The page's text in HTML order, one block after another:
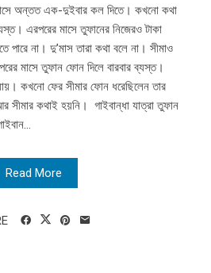
অন্তত এক-দুইবার কল দিতে। কখনো কথা
এরপরের মাসে তুফানের নিজেরও টাকা
না। দু’মাস তারা কথা বলে না। সীমাও
মাসে তুফান ফোন দিলে বারবার ব্যস্ত।
কখনো ফের সীমার ফোন ধরেছিলেন তার
সীমার কথাই হয়নি। গাইবান্ধা যাত্রা তুফান
Read More